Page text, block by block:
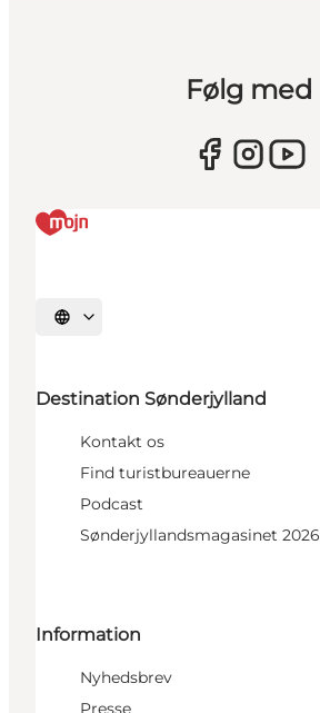
Følg med
Vælg sprog
Destination Sønderjylland
Kontakt os
Find turistbureauerne
Podcast
Sønderjyllandsmagasinet 2026
Information
Nyhedsbrev
Presse